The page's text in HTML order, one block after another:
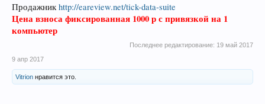
Продажникhttp://eareview.net/tick-data-suite
Цена взноса фиксированная 1000 р с привязкой на 1
компьютер
Последнее редактирование: 19 май 2017
9 апр 2017
Vitrion нравится это.